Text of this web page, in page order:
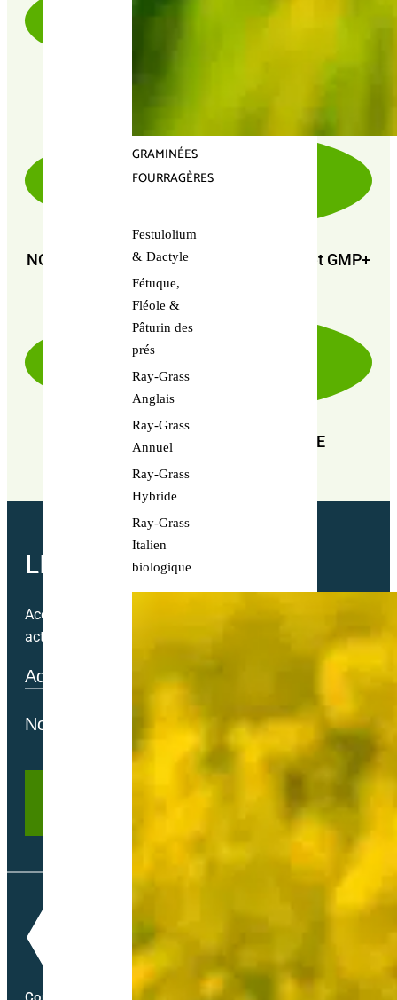
GRAMINÉES
FOURRAGÈRES
Festulolium
& Dactyle
Fétuque,
Fléole &
Pâturin des
prés
Ray-Grass
Anglais
Ray-Grass
Annuel
Ray-Grass
Hybride
Ray-Grass
Italien
biologique
NOUS SOMMES CERTIFIÉS : GMP+ FSA et GMP+
EN RECHERCHE PERPÉTUELLE DE
LETTRE MENSUELLE
Accédez directement à nos bons plans exclusifs chaque
actualité.